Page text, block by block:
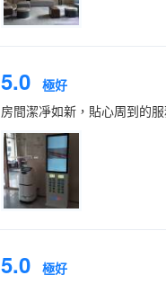
5.0 極好
房間潔凈如新，貼心周到的
5.0 極好